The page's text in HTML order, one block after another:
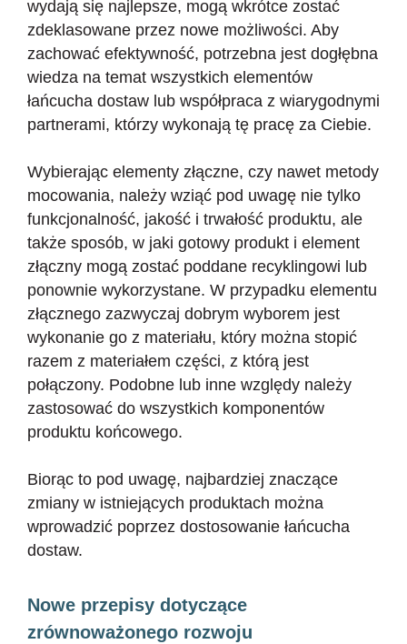
wydają się najlepsze, mogą wkrótce zostać
zdeklasowane przez nowe możliwości. Aby
zachować efektywność, potrzebna jest dogłębna
wiedza na temat wszystkich elementów
łańcucha dostaw lub współpraca z wiarygodnymi
partnerami, którzy wykonają tę pracę za Ciebie.
Wybierając elementy złączne, czy nawet metody
mocowania, należy wziąć pod uwagę nie tylko
funkcjonalność, jakość i trwałość produktu, ale
także sposób, w jaki gotowy produkt i element
złączny mogą zostać poddane recyklingowi lub
ponownie wykorzystane. W przypadku elementu
złącznego zazwyczaj dobrym wyborem jest
wykonanie go z materiału, który można stopić
razem z materiałem części, z którą jest
połączony. Podobne lub inne względy należy
zastosować do wszystkich komponentów
produktu końcowego.
Biorąc to pod uwagę, najbardziej znaczące
zmiany w istniejących produktach można
wprowadzić poprzez dostosowanie łańcucha
dostaw.
Nowe przepisy dotyczące
zrównoważonego rozwoju